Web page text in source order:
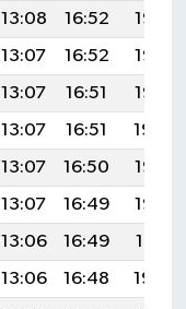
13:08 16:52
19:58
13:07 16:52
19:57
13:07 16:51
19:56
13:07 16:51
19:54
13:07 16:50
19:53
13:07 16:49
19:52
13:06 16:49
19:51
13:06 16:48
19:49